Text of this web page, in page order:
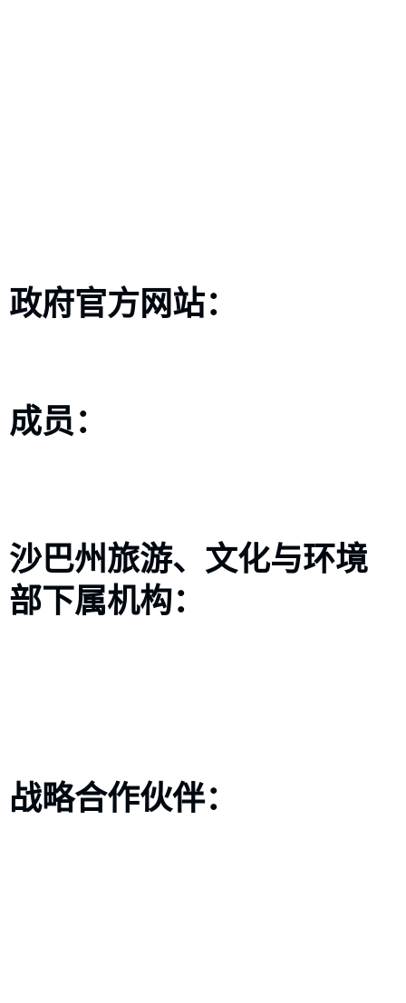
政府官方网站：
成员：
沙巴州旅游、文化与环境
部下属机构：
战略合作伙伴：